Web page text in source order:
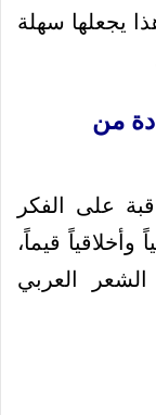
يجعلها سهلة
من
على الفكر
قيماً،
الشعر العربي